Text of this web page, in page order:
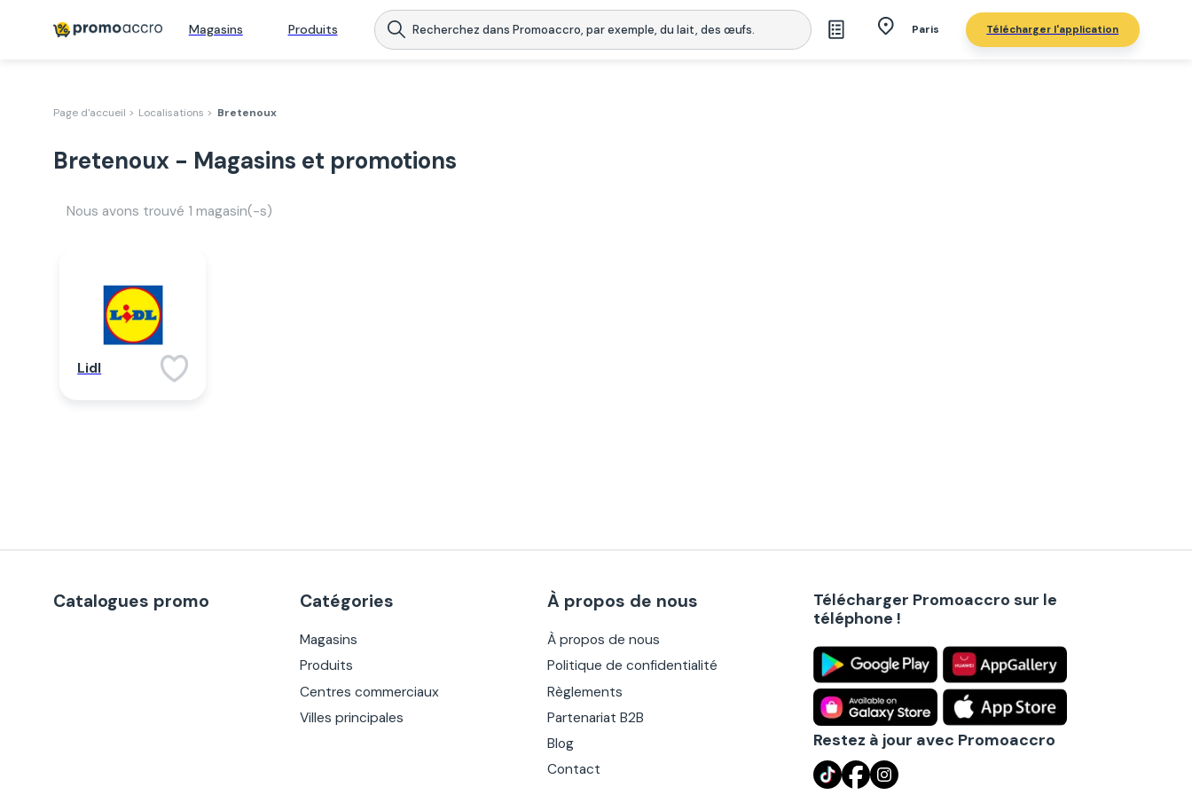
Magasins Produits Paris Télécharger l'application
Page d'accueil > Localisations > Bretenoux
Bretenoux - Magasins et promotions
Nous avons trouvé 1 magasin(-s)
Lidl
Catalogues promo Catégories
Magasins
Produits
Centres commerciaux
Villes principales
À propos de nous
À propos de nous
Politique de confidentialité
Règlements
Partenariat B2B
Blog
Contact
Télécharger Promoaccro sur le
téléphone !
Restez à jour avec Promoaccro